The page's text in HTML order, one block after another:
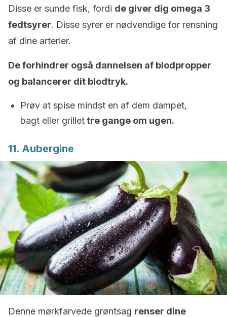
Disse er sunde fisk, fordi de giver dig omega 3
fedtsyrer. Disse syrer er nødvendige for rensning
af dine arterier.
De forhindrer også dannelsen af blodpropper
og balancerer dit blodtryk.
Prøv at spise mindst en af dem dampet,
bagt eller grillettre gange om ugen.
11. Aubergine
Denne mørkfarvede grøntsag renser dine